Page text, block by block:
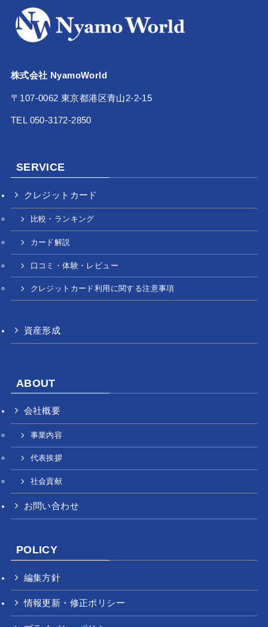
株式会社 NyamoWorld
〒107-0062 東京都港区青山2-2-15
TEL 050-3172-2850
SERVICE
クレジットカード
比較・ランキング
カード解説
口コミ・体験・レビュー
クレジットカード利用に関する注意事項
資産形成
ABOUT
会社概要
事業内容
代表挨拶
社会貢献
お問い合わせ
POLICY
編集方針
情報更新・修正ポリシー